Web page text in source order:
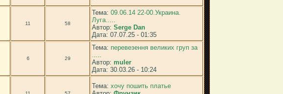
11 58
Тема: 09.06.14 22-00.Украина.
Луга.....
Автор: Serge Dan
Дата: 07.07.25 - 01:35
6 29
Тема: перевезення великих груп за
.....
Автор: muler
Дата: 30.03.26 - 10:24
Тема: хочу пошить платье